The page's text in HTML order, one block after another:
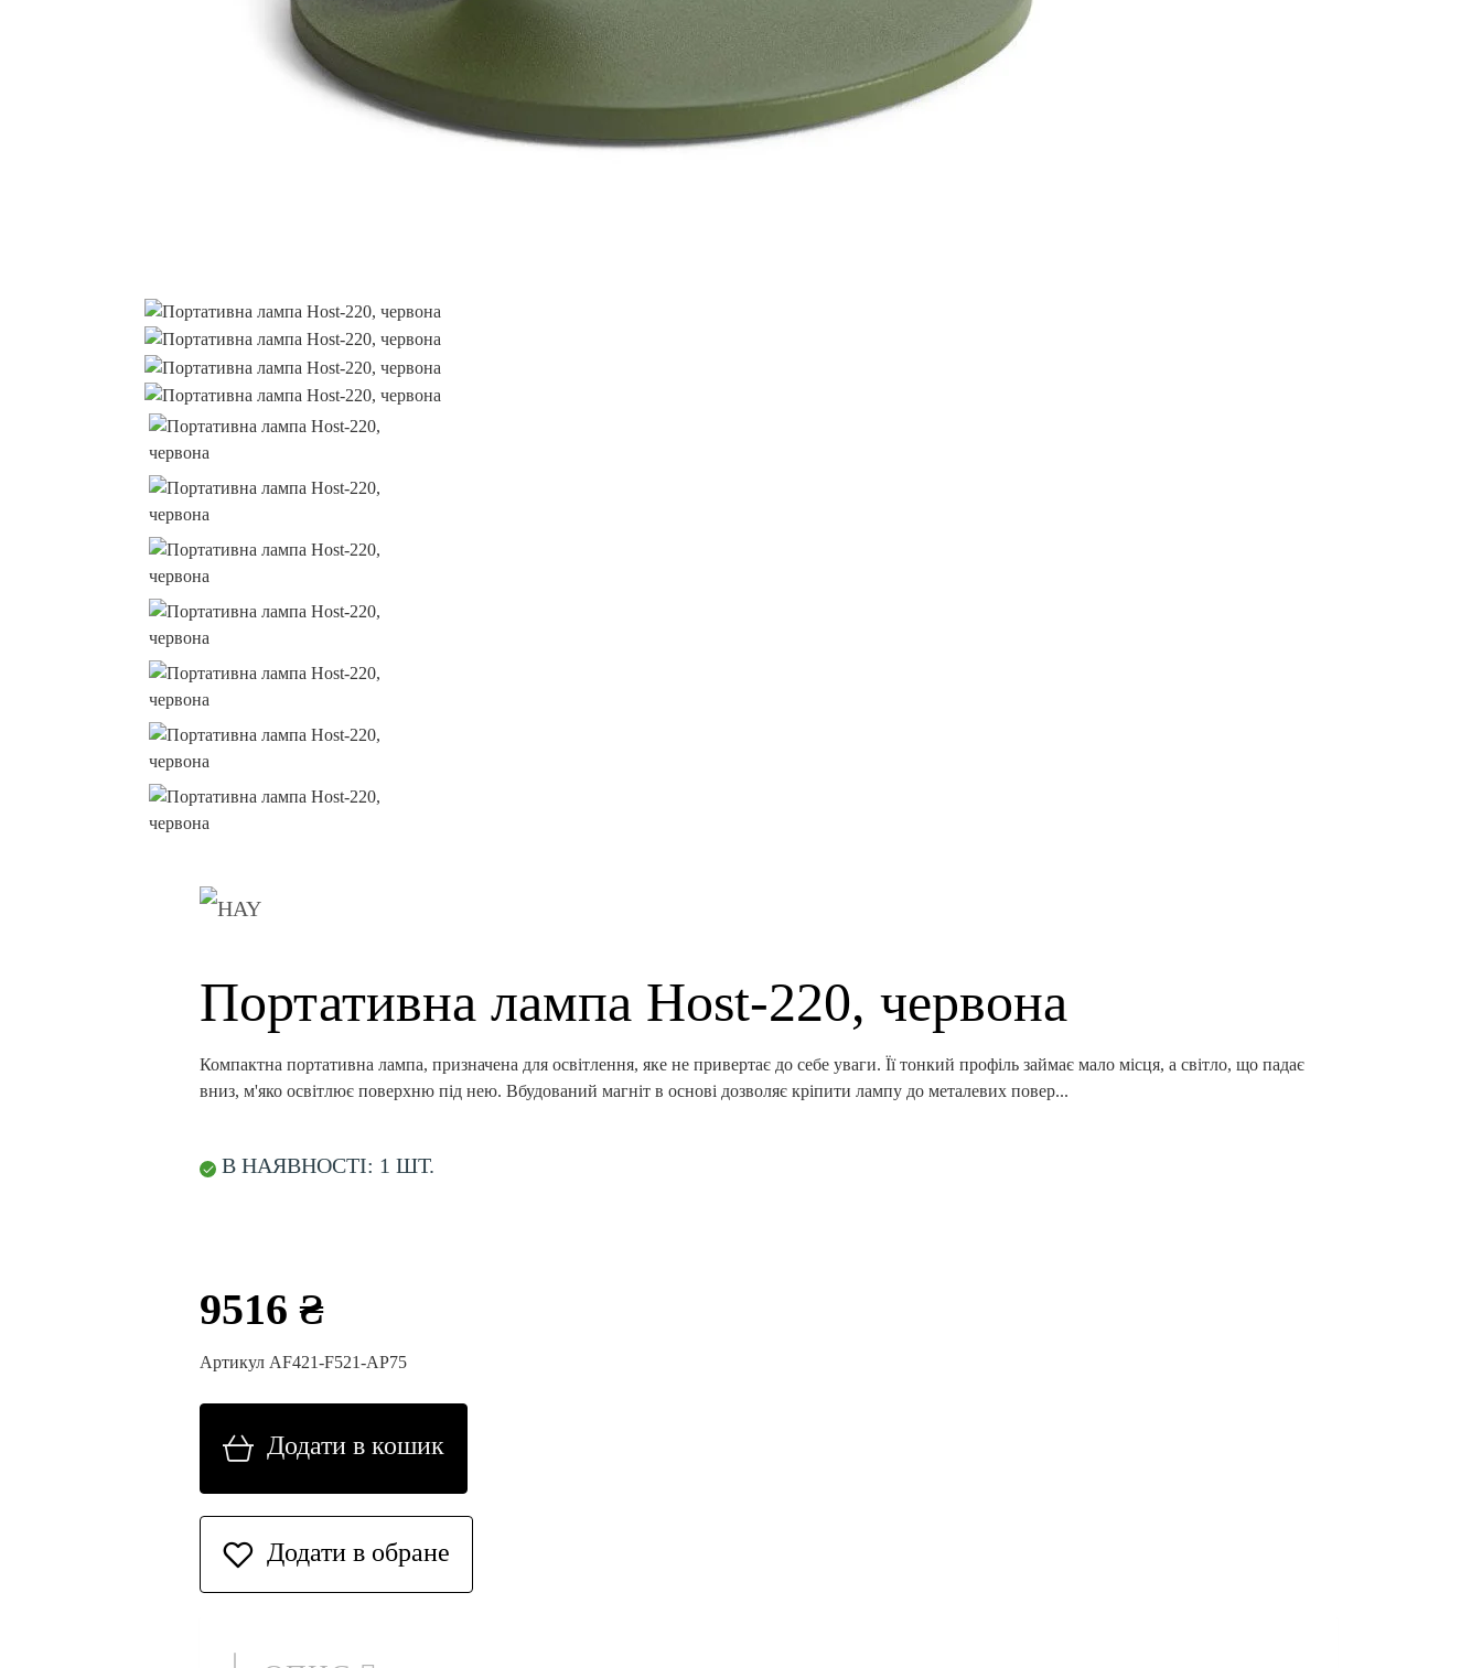
Портативна лампа Host-220, червона
Компактна портативна лампа, призначена для освітлення, яке не привертає до себе уваги. Її тонкий профіль займає мало місця, а світло, що падає
вниз, м'яко освітлює поверхню під нею. Вбудований магніт в основі дозволяє кріпити лампу до металевих повер...
В НАЯВНОСТІ: 1 ШТ.
9516 ₴
Артикул AF421-F521-AP75
Додати в кошик
Додати в обране